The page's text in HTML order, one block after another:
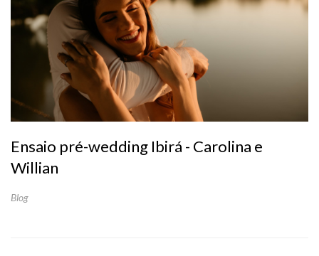
Ensaio pré-wedding Ibirá - Carolina e
Willian
Blog